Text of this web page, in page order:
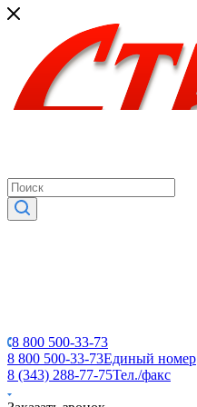
8 800 500-33-73
8 800 500-33-73Единый номер
8 (343) 288-77-75Тел./факс